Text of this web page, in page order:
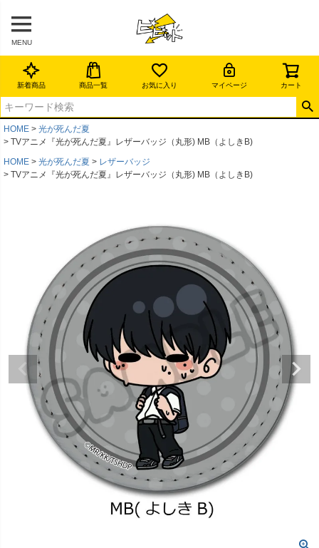
MENU
新着商品 商品一覧 お気に入り マイページ カート
HOME
光が死んだ夏
TVアニメ『光が死んだ夏』レザーバッジ（丸形) MB（よしきB)
HOME
光が死んだ夏
レザーバッジ
TVアニメ『光が死んだ夏』レザーバッジ（丸形) MB（よしきB)